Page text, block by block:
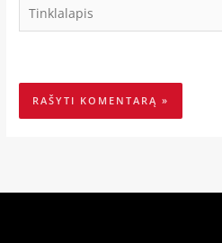
Tinklalapis